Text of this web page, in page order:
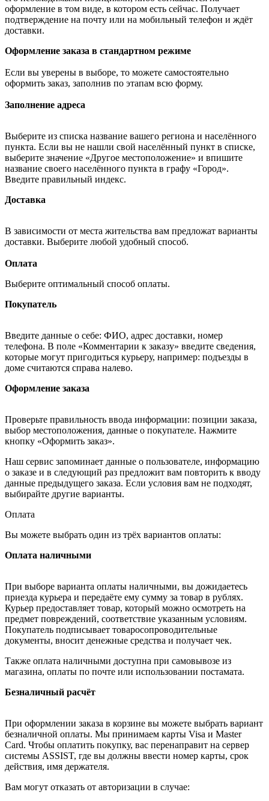
оформление в том виде, в котором есть сейчас. Получает
подтверждение на почту или на мобильный телефон и ждёт
доставки.
Оформление заказа в стандартном режиме
Если вы уверены в выборе, то можете самостоятельно
оформить заказ, заполнив по этапам всю форму.
Заполнение адреса
Выберите из списка название вашего региона и населённого
пункта. Если вы не нашли свой населённый пункт в списке,
выберите значение «Другое местоположение» и впишите
название своего населённого пункта в графу «Город».
Введите правильный индекс.
Доставка
В зависимости от места жительства вам предложат варианты
доставки. Выберите любой удобный способ.
Оплата
Выберите оптимальный способ оплаты.
Покупатель
Введите данные о себе: ФИО, адрес доставки, номер
телефона. В поле «Комментарии к заказу» введите сведения,
которые могут пригодиться курьеру, например: подъезды в
доме считаются справа налево.
Оформление заказа
Проверьте правильность ввода информации: позиции заказа,
выбор местоположения, данные о покупателе. Нажмите
кнопку «Оформить заказ».
Наш сервис запоминает данные о пользователе, информацию
о заказе и в следующий раз предложит вам повторить к вводу
данные предыдущего заказа. Если условия вам не подходят,
выбирайте другие варианты.
Оплата
Вы можете выбрать один из трёх вариантов оплаты:
Оплата наличными
При выборе варианта оплаты наличными, вы дожидаетесь
приезда курьера и передаёте ему сумму за товар в рублях.
Курьер предоставляет товар, который можно осмотреть на
предмет повреждений, соответствие указанным условиям.
Покупатель подписывает товаросопроводительные
документы, вносит денежные средства и получает чек.
Также оплата наличными доступна при самовывозе из
магазина, оплаты по почте или использовании постамата.
Безналичный расчёт
При оформлении заказа в корзине вы можете выбрать вариант
безналичной оплаты. Мы принимаем карты Visa и Master
Card. Чтобы оплатить покупку, вас перенаправит на сервер
системы ASSIST, где вы должны ввести номер карты, срок
действия, имя держателя.
Вам могут отказать от авторизации в случае: